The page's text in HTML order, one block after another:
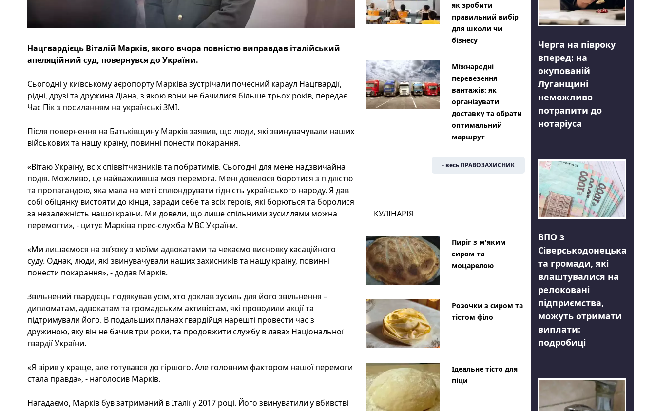
Нацгвардієць Віталій Марків, якого вчора повністю виправдав італійський
апеляційний суд, повернувся до України.
Сьогодні у київському аєропорту Марківа зустрічали почесний караул Нацгвардії,
рідні, друзі та дружина Діана, з якою вони не бачилися більше трьох років, передає
Час Пік з посиланням на українські ЗМІ.
Після повернення на Батьківщину Марків заявив, що люди, які звинувачували наших
військових та нашу країну, повинні понести покарання.
«Вітаю Україну, всіх співвітчизників та побратимів. Сьогодні для мене надзвичайна
подія. Можливо, це найважливіша моя перемога. Мені довелося боротися з підлістю
та пропагандою, яка мала на меті сплюндрувати гідність українського народу. Я дав
собі обіцянку вистояти до кінця, заради себе та всіх героїв, які борються та боролися
за незалежність нашої країни. Ми довели, що лише спільними зусиллями можна
перемогти», - цитує Марківа прес-служба МВС України.
«Ми лишаємося на зв’язку з моїми адвокатами та чекаємо висновку касаційного
суду. Однак, люди, які звинувачували наших захисників та нашу країну, повинні
понести покарання», - додав Марків.
Звільнений гвардієць подякував усім, хто доклав зусиль для його звільнення –
дипломатам, адвокатам та громадським активістам, які проводили акції та
підтримували його. В подальших планах гвардійця нарешті провести час з
дружиною, яку він не бачив три роки, та продовжити службу в лавах Національної
гвардії України.
«Я вірив у краще, але готувався до гіршого. Але головним фактором нашої перемоги
стала правда», - наголосив Марків.
Нагадаємо, Марків був затриманий в Італії у 2017 році. Його звинуватили у вбивстві
як зробити
правильний вибір
для школи чи
бізнесу
Міжнародні
перевезення
вантажів: як
організувати
доставку та обрати
оптимальний
маршрут
- весь ПРАВОЗАХИСНИК
КУЛІНАРІЯ
Пиріг з м'яким
сиром та
моцарелою
Розочки з сиром та
тістом філо
Ідеальне тісто для
піци
Черга на півроку
вперед: на
окупованій
Луганщині
неможливо
потрапити до
нотаріуса
ВПО з
Сіверськодонецька
та громади, які
влаштувалися на
релоковані
підприємства,
можуть отримати
виплати:
подробиці